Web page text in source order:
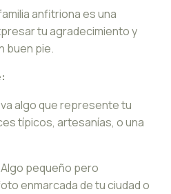
anfitriona es una
tu agradecimiento y
buen pie.
algo que represente tu
típicos, artesanías, o una
Algo pequeño pero
enmarcada de tu ciudad o